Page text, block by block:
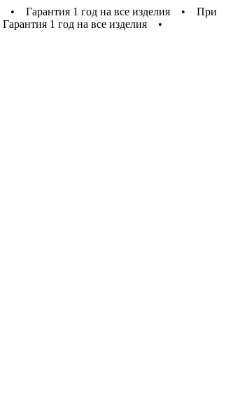
• Гарантия 1 год на все изделия •
При
Гарантия 1 год на все изделия
•